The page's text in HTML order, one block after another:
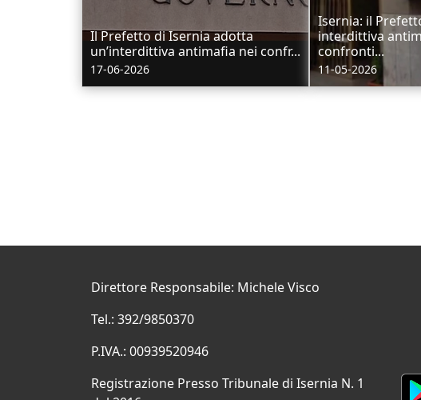
Il Prefetto di Isernia adotta
un’interdittiva antimafia nei confr...
17-06-2026
Isernia: il
interdittiva
confronti...
11-05-2026
Direttore Responsabile: Michele Visco
Tel.: 392/9850370
P.IVA.: 00939520946
Registrazione Presso Tribunale di Isernia N. 1